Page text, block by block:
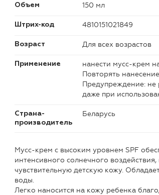
Объем 150 мл
Штрих-код 4810151021849
Возраст Для всех возрастов
Применение
нанести мусс-крем
Повторять
Предупреждение: не
даже при
Страна-
производитель
Беларусь
Мусс-крем с высоким уровнем SPF
интенсивного солнечного
чувствительную детскую кожу.
воды.
Легко наносится на кожу ребенка